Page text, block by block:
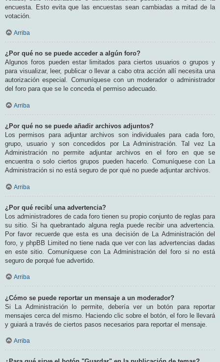
encuesta. Esto evita que las encuestas sean cambiadas a mitad de la
votación.
Arriba
¿Por qué no se puede acceder a algún foro?
Algunos foros pueden estar limitados para ciertos usuarios o grupos y
para visualizar, leer, publicar o llevar a cabo otra acción allí necesita una
autorización especial. Comuníquese con un moderador o administrador
del foro para que se le conceda el permiso adecuado.
Arriba
¿Por qué no se puede añadir archivos adjuntos?
Los permisos para adjuntar archivos son individuales para cada foro,
grupo, usuario y son concedidos por La Administración. Tal vez La
Administración no permite adjuntar archivos en el foro en que se
encuentra o solo ciertos grupos pueden hacerlo. Comuníquese con La
Administración si no está seguro de por qué no puede adjuntar archivos.
Arriba
¿Por qué recibí una advertencia?
Los administradores de cada foro tienen su propio conjunto de reglas para
su sitio. Si ha quebrantado alguna regla puede recibir una advertencia.
Por favor recuerde que esta es una decisión de La Administración del
foro, y phpBB Limited no tiene nada que ver con las advertencias dadas
en este sitio. Comuníquese con La Administración del foro si no está
seguro de porqué fue advertido.
Arriba
¿Cómo se puede reportar un mensaje a un moderador?
Si La Administración lo permite, debería ver un botón para reportar
mensajes cerca del mismo. Haciendo clic sobre el botón, el foro le llevará
y guiará a través de ciertos pasos necesarios para reportar el mensaje.
Arriba